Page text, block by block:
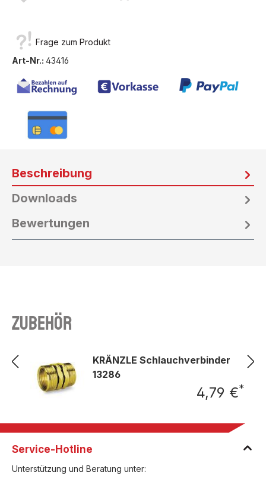
Frage zum Produkt
Art-Nr.: 43416
Beschreibung
Downloads
Bewertungen
Zubehör
KRÄNZLE Schlauchverbinder
13286
4,79 €*
Service-Hotline
Unterstützung und Beratung unter: